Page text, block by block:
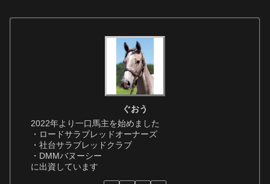
ぐおう
2022年より一口馬主を始めました
・ロードサラブレッドオーナーズ
・社台サラブレッドクラブ
・DMMバヌーシー
に出資しています